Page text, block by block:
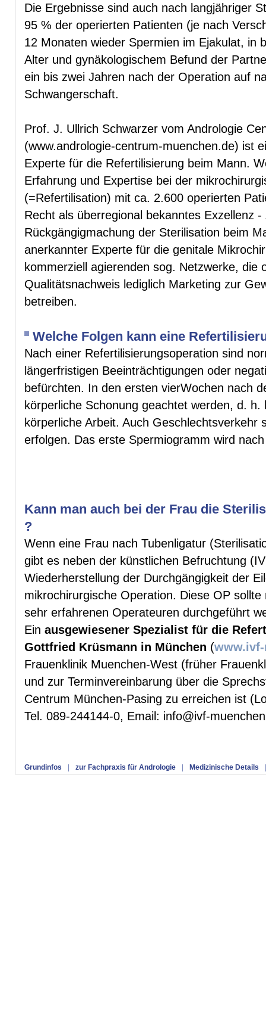
Die Ergebnisse sind auch nach langjähriger
95 % der operierten Patienten (je nach
12 Monaten wieder Spermien im Ejakulat, in
Alter und gynäkologischem Befund der
ein bis zwei Jahren nach der Operation auf
Schwangerschaft.
Prof. J. Ullrich Schwarzer vom Andrologie
(www.andrologie-centrum-muenchen.de) ist
Experte für die Refertilisierung beim Mann.
Erfahrung und Expertise bei der
(=Refertilisation) mit ca. 2.600 operierten
Recht als überregional bekanntes Exzellenz
Rückgängigmachung der Sterilisation beim
anerkannter Experte für die genitale
kommerziell agierenden sog. Netzwerke, die
Qualitätsnachweis lediglich Marketing zur
betreiben.
Welche Folgen kann eine
Nach einer Refertilisierungsoperation sind
längerfristigen Beeinträchtigungen oder
befürchten. In den ersten vierWochen nach
körperliche Schonung geachtet werden, d.
körperliche Arbeit. Auch Geschlechtsverkehr
erfolgen. Das erste Spermiogramm wird
Kann man auch bei der Frau die
?
Wenn eine Frau nach Tubenligatur
gibt es neben der künstlichen Befruchtung
Wiederherstellung der Durchgängigkeit der
mikrochirurgische Operation. Diese OP
sehr erfahrenen Operateuren durchgeführt
Ein ausgewiesener Spezialist für die
Gottfried Krüsmann in München (www.ivf-
Frauenklinik Muenchen-West (früher
und zur Terminvereinbarung über die
Centrum München-Pasing zu erreichen ist
Tel. 089-244144-0, Email: info@ivf-
Grundinfos | zur Fachpraxis für Andrologie | Medizinische Details |